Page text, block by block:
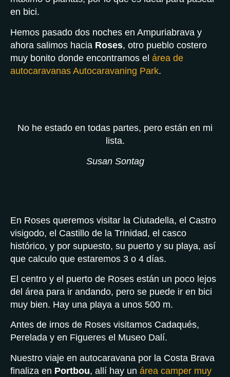
en bici.
Hemos pasado dos noches en Ampuriabrava y
ahora salimos hacia Roses, otro pueblo costero
muy bonito donde encontramos el área de
autocaravanas Autocaravaning Park.
No he estado en todas partes, pero están en mi
lista.
Susan Sontag
En Roses queremos visitar la Ciutadella, el Castro
visigodo, el Castillo de la Trinidad, el casco
histórico, y por supuesto, su puerto y su playa, así
que calculo que estaremos 3 o 4 días.
El centro y el puerto de Roses están un poco lejos
del área para ir andando, pero se puede ir en bici
muy bien. Hay una playa a unos 500 m.
Antes de irnos de Roses visitamos Cadaqués,
Perelada y en Figueres el Museo Dalí.
Nuestro viaje en autocaravana por la Costa Brava
finaliza en Portbou, allí hay un área camper muy